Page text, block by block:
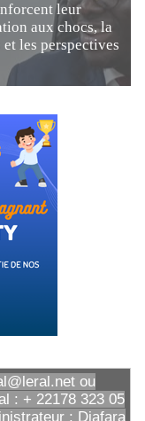
leur
aux chocs, la
les perspectives
ou
: + 22178 323 05
: Diafara